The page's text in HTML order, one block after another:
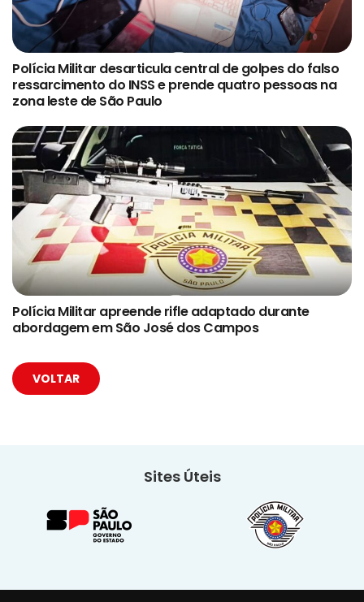
Polícia Militar desarticula central de golpes do falso
ressarcimento do INSS e prende quatro pessoas na
zona leste de São Paulo
Polícia Militar apreende rifle adaptado durante
abordagem em São José dos Campos
VOLTAR
Sites Úteis